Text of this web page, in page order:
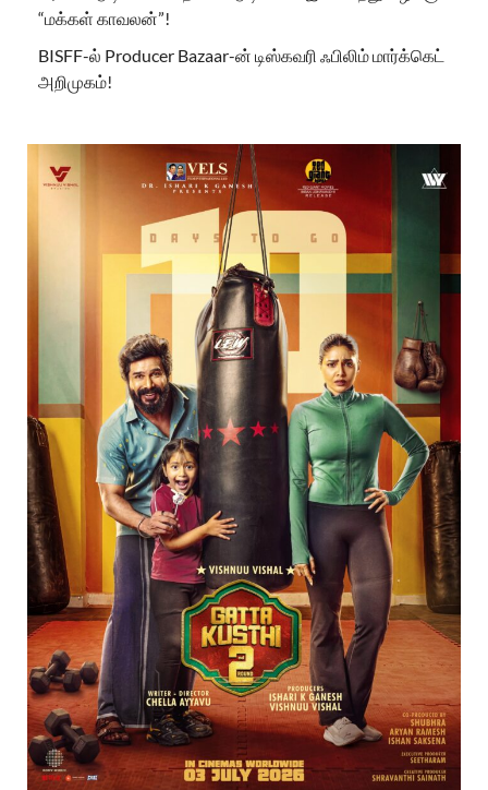
“மக்கள் காவலன்”!
BISFF-ல் Producer Bazaar-ன் டிஸ்கவரி ஃபிலிம் மார்க்கெட்
அறிமுகம்!